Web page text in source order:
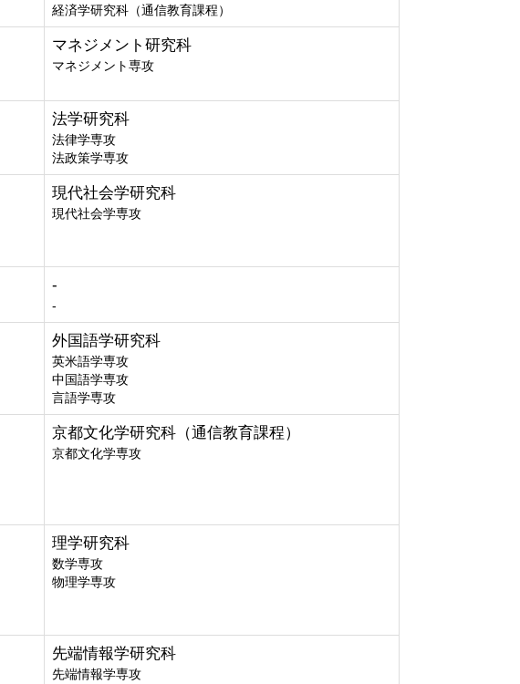
経済学研究科（通信教育課程）
マネジメント研究科
マネジメント専攻
法学研究科
法律学専攻
法政策学専攻
現代社会学研究科
現代社会学専攻
-
-
外国語学研究科
英米語学専攻
中国語学専攻
言語学専攻
京都文化学研究科（通信教育課程）
京都文化学専攻
理学研究科
数学専攻
物理学専攻
先端情報学研究科
先端情報学専攻